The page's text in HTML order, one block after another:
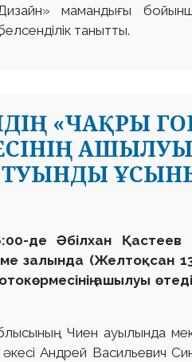
мамандығы
танытты.
«ЧАҚРЫ
АШЫЛУЫ
ТУЫНДЫ
де Әбілхан Қастеев
залында (Желтоқсан
ашылуы
Чиен ауылында
Андрей Васильевич